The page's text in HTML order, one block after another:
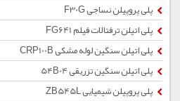
پلی پروپیلن نساجی F30G
پلی اتیلن ترفتالات فیلم FG641
پلی اتیلن سنگین لوله مشکی CRP100B
پلی اتیلن سنگین تزریقی 54B04
پلی پروپیلن شیمیایی ZB545L